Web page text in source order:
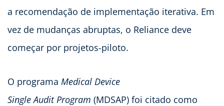
a recomendação de implementação iterativa. Em
vez de mudanças abruptas, o Reliance deve
começar por projetos-piloto.
O programa Medical Device
Single Audit Program (MDSAP) foi citado como